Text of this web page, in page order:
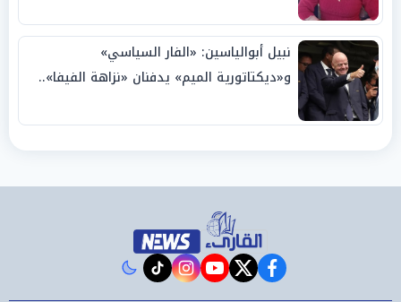
نبيل أبوالياسين: «الفار السياسي»
و«ديكتاتورية الميم» يدفنان «نزاهة الفيفا»..
facebook
twitter
youtube
instagram
tiktok